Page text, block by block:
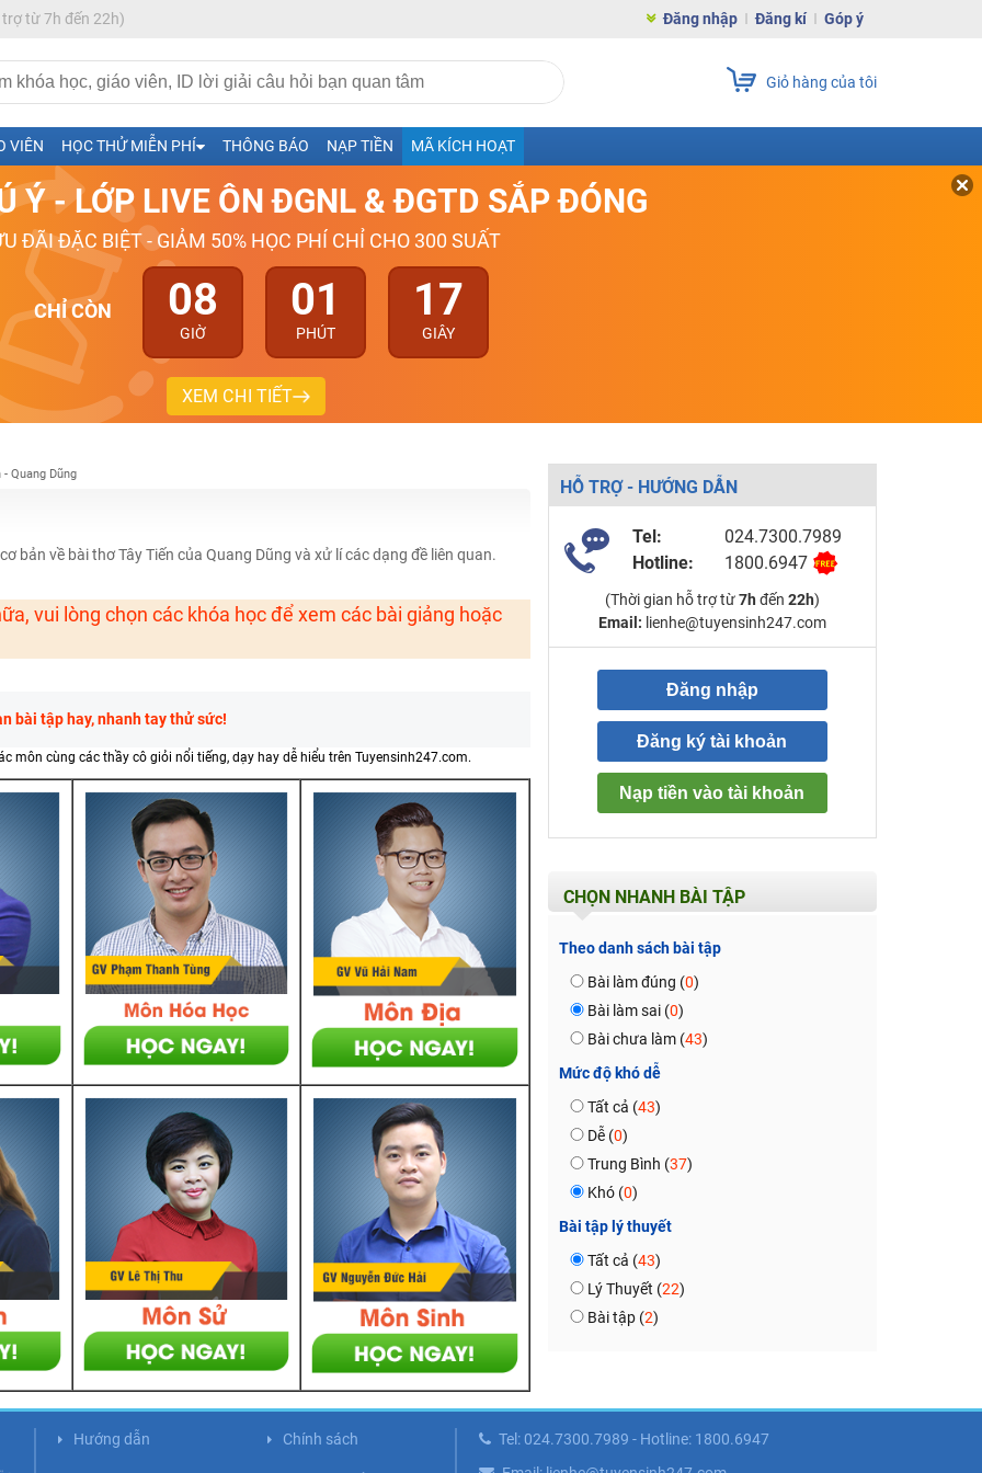
từ 7h đến 22h) Đăng nhập Đăng kí Góp ý
Giỏ hàng của tôi
VIÊN HỌC THỬ MIỄN PHÍ THÔNG BÁO NẠP TIỀN MÃ KÍCH HOẠT
Ý - LỚP LIVE ÔN ĐGNL & ĐGTD SẮP ĐÓNG
ĐÃI ĐẶC BIỆT - GIẢM 50% HỌC PHÍ CHỈ CHO 300 SUẤT
CHỈ CÒN 08
GIỜ
01
PHÚT
16
GIÂY
XEM CHI TIẾT
Sinh-Sử-Địa cùng Thầy Cô giỏi, nổi tiếng
2027
ít nhất 25 điểm
(Từ 16-18/07/2025)
2018
viên giỏi và nổi tiếng
- Quang Dũng
bản về bài thơ Tây Tiến của Quang Dũng và xử lí các dạng đề liên quan.
vui lòng chọn các khóa học để xem các bài giảng hoặc
bài tập hay, nhanh tay thử sức!
môn cùng các thầy cô giỏi nổi tiếng, dạy hay dễ hiểu trên Tuyensinh247.com.
HỖ TRỢ - HƯỚNG DẪN
Tel:
024.7300.7989
Hotline:
1800.6947
(Thời gian hỗ trợ từ7h đến 22h)
Email: lienhe@tuyensinh247.com
Đăng nhập
Đăng ký tài khoản
Nạp tiền vào tài khoản
CHỌN NHANH BÀI TẬP
Theo danh sách bài tập
Bài làm đúng (0)
Bài làm sai (0)
Bài chưa làm (43)
Mức độ khó dễ
Tất cả (43)
Dễ (0)
Trung Bình (37)
Khó (0)
Bài tập lý thuyết
Tất cả (43)
Lý Thuyết (22)
Bài tập (2)
Hướng dẫn Chính sách
Tel: 024.7300.7989 - Hotline: 1800.6947